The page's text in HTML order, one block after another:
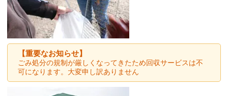
【重要なお知らせ】
ごみ処分の規制が厳しくなってきたため回収サービスは不
可になります。大変申し訳ありません